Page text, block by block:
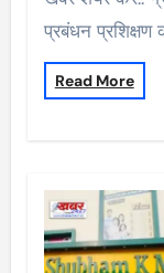
प्रबंधन
Read More